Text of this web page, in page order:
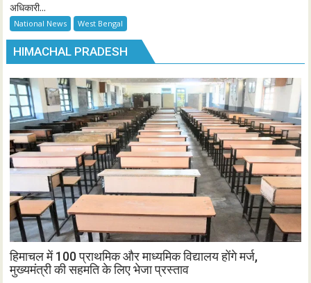
अधिकारी...
National News West Bengal
HIMACHAL PRADESH
हिमाचल में 100 प्राथमिक और माध्यमिक विद्यालय होंगे मर्ज,
मुख्यमंत्री की सहमति के लिए भेजा प्रस्ताव